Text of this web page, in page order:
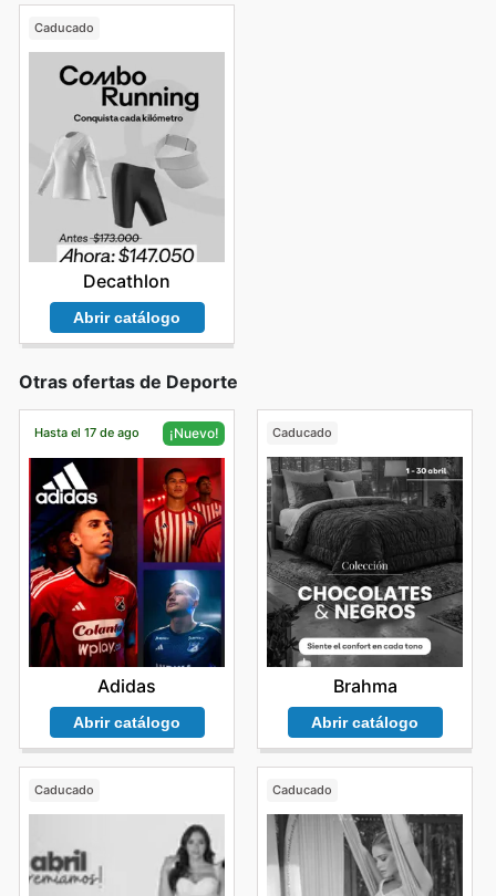
Caducado
Decathlon
Abrir catálogo
Otras ofertas de Deporte
Hasta el 17 de ago ¡Nuevo!
Adidas
Abrir catálogo
Caducado
Brahma
Abrir catálogo
Caducado Caducado